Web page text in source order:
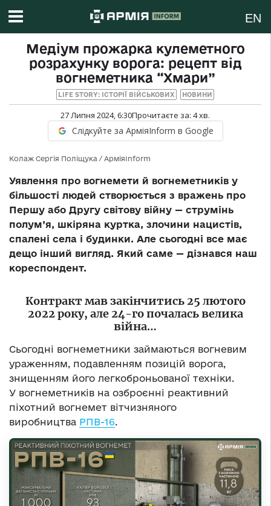
EN
Медіум прожарка кулеметного
розрахунку ворога: рецепт від
вогнеметника “Хмари”
LIFE STORY: ІСТОРІЇ ВІЙСЬКОВИХ НОВИНИ
27 Липня 2024, 6:30Прочитаєте за: 4хв.
Слідкуйте за АрміяInform в Google
Колаж Сергія Поліщука / АрміяInform
Уявлення про вогнемети й вогнеметників у
більшості людей створюється з вражень про
Першу або Другу світову війну — струмінь
полум’я, шкіряна куртка, злочини нацистів,
спалені села і будинки. Але сьогодні все має
дещо інший вигляд. Який саме — дізнався наш
кореспондент.
Контракт мав закінчитись 25 лютого
2022 року, але 24-го почалась велика
війна…
Сьогодні вогнеметники займаються вогневим
ураженням, подавленням позицій ворога,
знищенням його легкоброньованої техніки.
У вогнеметників на озброєнні реактивний
піхотний вогнемет вітчизняного
виробництва РПВ-16.